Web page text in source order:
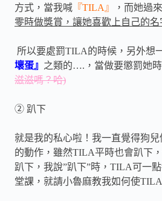
方式，當我喊 『TILA 』 ，而她過
零時做獎賞，讓她喜歡上自己的名
所以要處罰TILA的時候，另外想
壞蛋』 之類的…. ，當做要懲罰她
滋滋嗎？哈)
② 趴下
就是我的私心啦！我一直覺得狗
的動作，雖然TILA平時也會趴下
趴下，我說”趴下”時， TILA可一
堂課，就請小魯麻教我如何使TILA